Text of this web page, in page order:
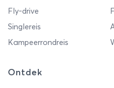
Fly-drive
Singlereis
Kampeerrondreis
Ontdek